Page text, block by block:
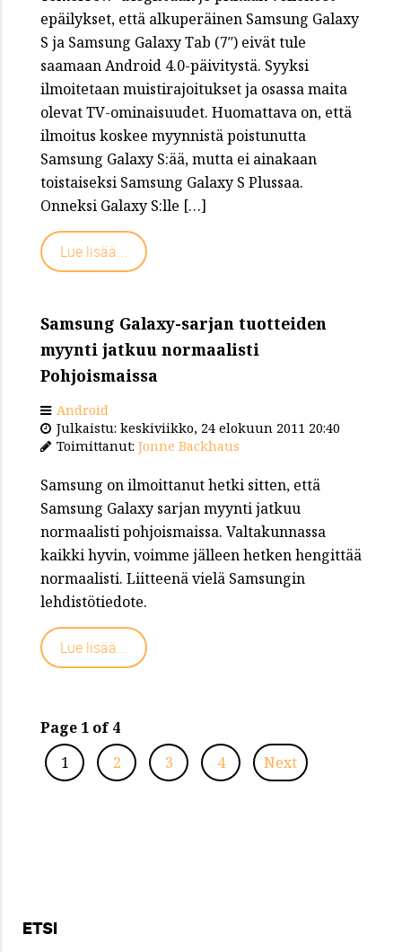
epäilykset, että alkuperäinen Samsung Galaxy
S ja Samsung Galaxy Tab (7″) eivät tule
saamaan Android 4.0-päivitystä. Syyksi
ilmoitetaan muistirajoitukset ja osassa maita
olevat TV-ominaisuudet. Huomattava on, että
ilmoitus koskee myynnistä poistunutta
Samsung Galaxy S:ää, mutta ei ainakaan
toistaiseksi Samsung Galaxy S Plussaa.
Onneksi Galaxy S:lle […]
Lue lisää...
Samsung Galaxy-sarjan tuotteiden
myynti jatkuu normaalisti
Pohjoismaissa
Android
Julkaistu: keskiviikko, 24 elokuun 2011 20:40
Toimittanut: Jonne Backhaus
Samsung on ilmoittanut hetki sitten, että
Samsung Galaxy sarjan myynti jatkuu
normaalisti pohjoismaissa. Valtakunnassa
kaikki hyvin, voimme jälleen hetken hengittää
normaalisti. Liitteenä vielä Samsungin
lehdistötiedote.
Lue lisää...
Page 1 of 4
1
2 3 4 Next
ETSI